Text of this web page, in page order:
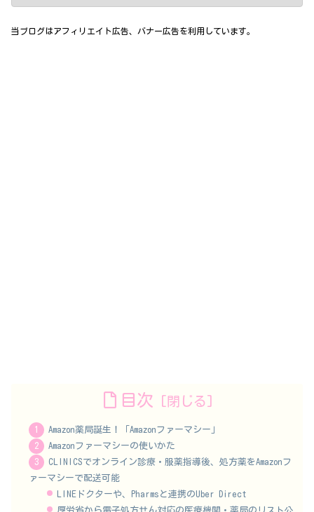
当ブログはアフィリエイト広告、バナー広告を利用しています。
目次
Amazon薬局誕生！「Amazonファーマシー」
Amazonファーマシーの使いかた
CLINICSでオンライン診療・服薬指導後、処方薬をAmazonフ
ァーマシーで配送可能
LINEドクターや、Pharmsと連携のUber Direct